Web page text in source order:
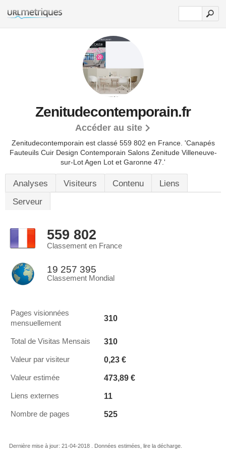
Zenitudecontemporain.fr
Accéder au site
Zenitudecontemporain est classé 559 802 en France. 'Canapés
Fauteuils Cuir Design Contemporain Salons Zenitude Villeneuve-
sur-Lot Agen Lot et Garonne 47.'
Analyses Visiteurs Contenu
Liens
Serveur
559 802
Classement en France
19 257 395
Classement Mondial
Pages visionnées
mensuellement
310
Total de Visitas Mensais 310
Valeur par visiteur 0,23 €
Valeur estimée 473,89 €
Liens externes 11
Nombre de pages 525
Dernière mise à jour: 21-04-2018 . Données estimées, lire la décharge.